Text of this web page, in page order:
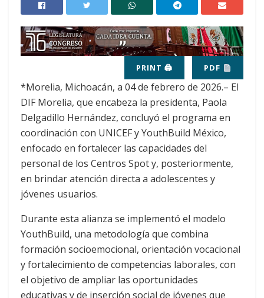
PRINT 🖨 PDF
*Morelia, Michoacán, a 04 de febrero de 2026.– El
DIF Morelia, que encabeza la presidenta, Paola
Delgadillo Hernández, concluyó el programa en
coordinación con UNICEF y YouthBuild México,
enfocado en fortalecer las capacidades del
personal de los Centros Spot y, posteriormente,
en brindar atención directa a adolescentes y
jóvenes usuarios.
Durante esta alianza se implementó el modelo
YouthBuild, una metodología que combina
formación socioemocional, orientación vocacional
y fortalecimiento de competencias laborales, con
el objetivo de ampliar las oportunidades
educativas y de inserción social de jóvenes que